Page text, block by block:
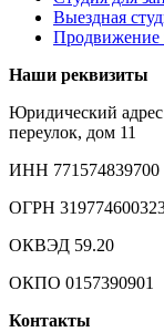
Выездная
Продвижение
Наши реквизиты
Юридический
переулок, дом 11
ИНН 771574839700
ОГРН
ОКВЭД 59.20
ОКПО 0157390901
Контакты